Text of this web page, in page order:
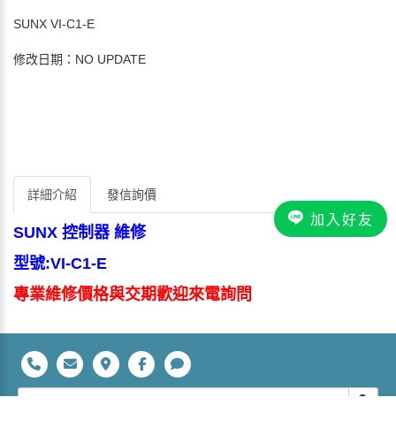
加入好友
SUNX VI-C1-E
修改日期：NO UPDATE
詳細介紹 發信詢價
SUNX 控制器 維修
型號:VI-C1-E
專業維修價格與交期歡迎來電詢問